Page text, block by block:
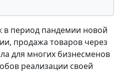
период пандемии новой
продажа товаров через
для многих бизнесменов
реализации своей